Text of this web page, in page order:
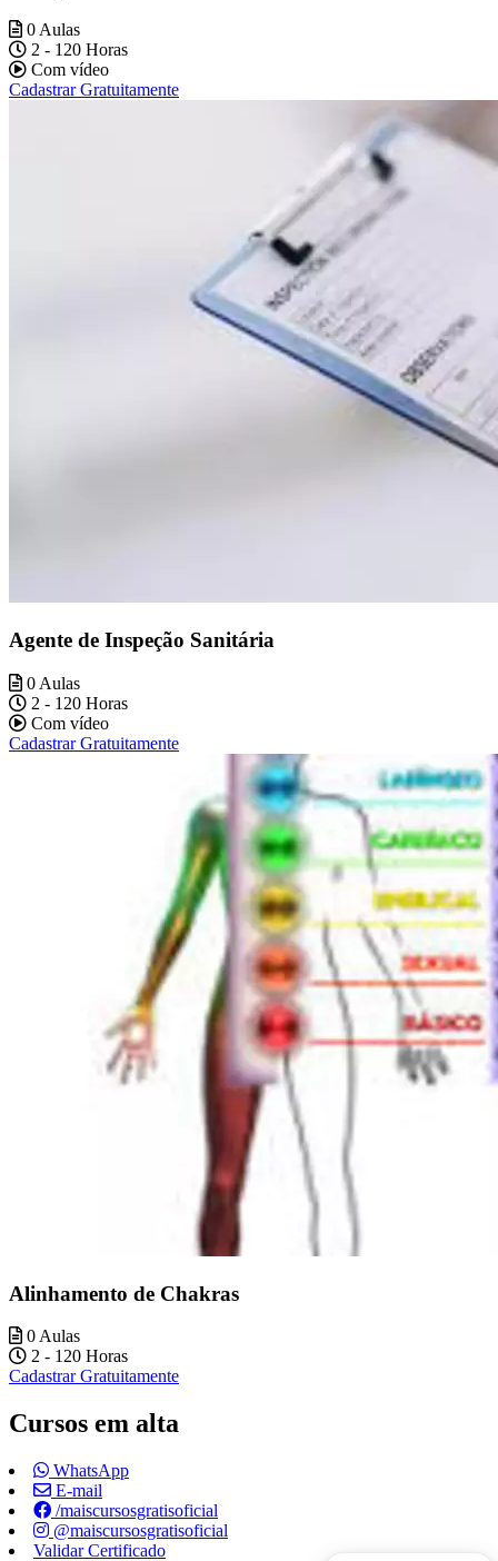
0 Aulas
2 - 120 Horas
Com vídeo
Cadastrar Gratuitamente
Agente de Inspeção Sanitária
0 Aulas
2 - 120 Horas
Com vídeo
Cadastrar Gratuitamente
Alinhamento de Chakras
0 Aulas
2 - 120 Horas
Cadastrar Gratuitamente
Cursos em alta
WhatsApp
E-mail
/maiscursosgratisoficial
@maiscursosgratisoficial
Validar Certificado